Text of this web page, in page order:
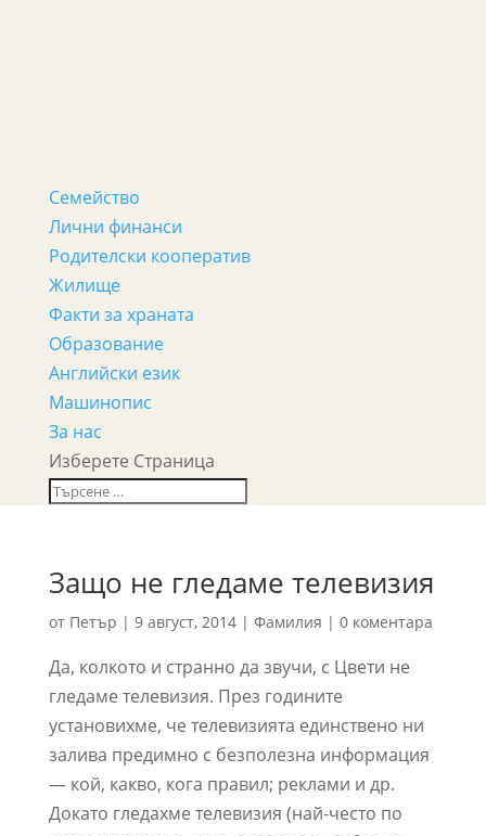
Семейство
Лични финанси
Родителски кооператив
Жилище
Факти за храната
Образование
Английски език
Машинопис
За нас
Изберете Страница
Защо не гледаме телевизия
от Петър | 9 август, 2014| Фамилия | 0 коментара
Да, колкото и странно да звучи, с Цвети не
гледаме телевизия. През годините
установихме, че телевизията единствено ни
залива предимно с безполезна информация
— кой, какво, кога правил; реклами и др.
Докато гледахме телевизия (най-често по